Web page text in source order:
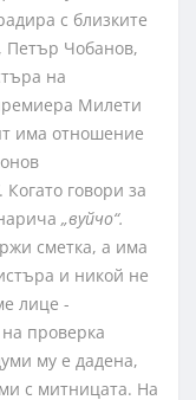
с близките
Чобанов,
на
Милети
има отношение
. Когато говори за
„вуйчо“.
сметка, а има
и никой не
лице -
проверка
му е дадена,
с митницата. На